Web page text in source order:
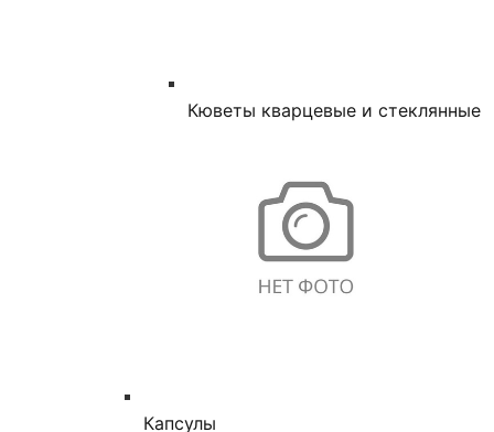
Кюветы кварцевые и стеклянные
Капсулы